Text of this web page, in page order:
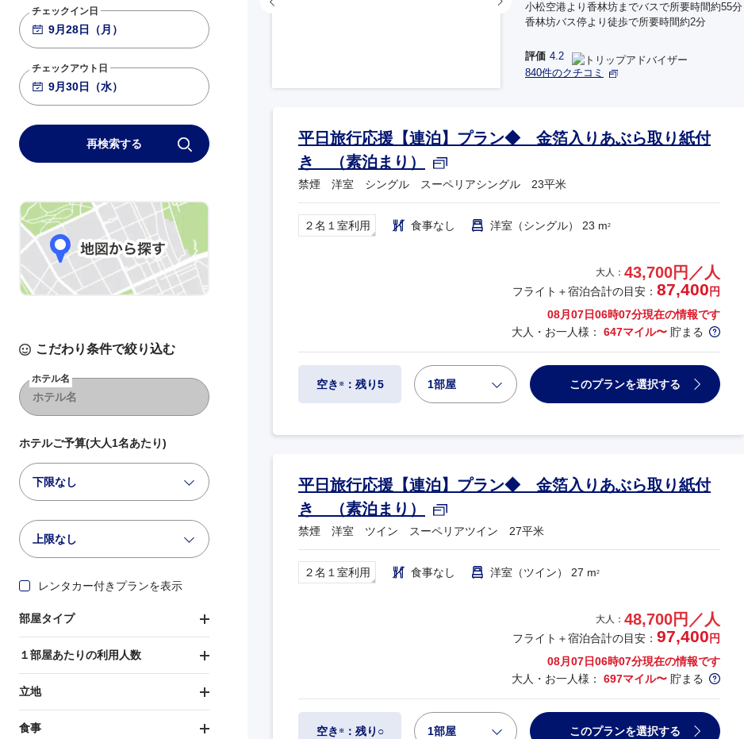
チェックイン日
チェックアウト日
再検索する
こだわり条件で絞り込む
ホテル名
ホテルご予算(大人1名あたり)
下限なし
上限なし
レンタカー付きプランを表示
部屋タイプ
１部屋あたりの利用人数
立地
食事
小松空港より香林坊までバスで所要時間約55分
香林坊バス停より徒歩で所要時間約2分
評価 4.2
840件のクチコミ
平日旅行応援【連泊】プラン◆ 金箔入りあぶら取り紙付
き （素泊まり）
禁煙 洋室 シングル スーペリアシングル 23平米
２名１室利用 食事なし 洋室（シングル） 23 m2
大人： 43,700円／人
フライト＋宿泊合計の目安： 87,400 円
08月07日06時07分現在の情報です
大人・お一人様： 647マイル〜 貯まる
空き ※：残り5 1部屋 このプランを選択する
平日旅行応援【連泊】プラン◆ 金箔入りあぶら取り紙付
き （素泊まり）
禁煙 洋室 ツイン スーペリアツイン 27平米
２名１室利用 食事なし 洋室（ツイン） 27 m2
大人： 48,700円／人
フライト＋宿泊合計の目安： 97,400 円
08月07日06時07分現在の情報です
大人・お一人様： 697マイル〜 貯まる
空き ※：残り○ 1部屋 このプランを選択する